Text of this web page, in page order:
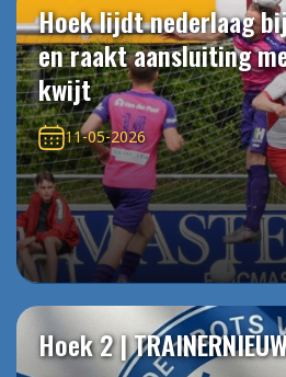
Hoek lijdt nederlaag
en raakt aansluiting
kwijt
11-05-2026
Hoek 2 |